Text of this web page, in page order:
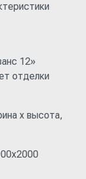
12»
отделки
x высота,